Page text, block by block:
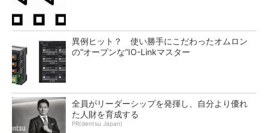
異例ヒット？ 使い勝手にこだわったオムロン
の“オープンな”IO-Linkマスター
全員がリーダーシップを発揮し、自分より優れ
た人財を育成する
PR(dentsu Japan)